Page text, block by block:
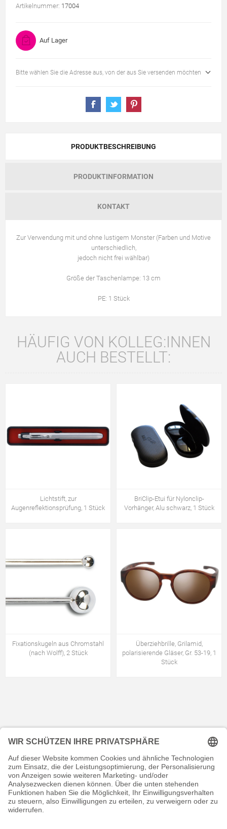
Artikelnummer: 17004
Auf Lager
Bitte wählen Sie die Adresse aus, von der aus Sie versenden möchten
PRODUKTBESCHREIBUNG
PRODUKTINFORMATION
KONTAKT
Zur Verwendung mit und ohne lustigem Monster (Farben und Motive
unterschiedlich,
jedoch nicht frei wählbar)
Größe der Taschenlampe: 13 cm
PE: 1 Stück
HÄUFIG VON KOLLEG:INNEN
AUCH BESTELLT:
Lichtstift, zur
Augenreflektionsprüfung, 1 Stück
BriClip-Etui für Nylonclip-
Vorhänger, Alu schwarz, 1 Stück
Fixationskugeln aus Chromstahl
(nach Wolff), 2 Stück
Überziehbrille, Grilamid,
polarisierende Gläser, Gr. 53-19, 1
Stück
KONTAKT